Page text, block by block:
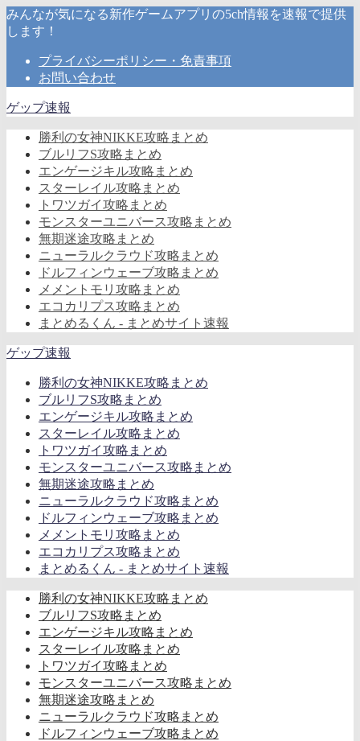
みんなが気になる新作ゲームアプリの5ch情報を速報で提供
します！
プライバシーポリシー・免責事項
お問い合わせ
ゲップ速報
勝利の女神NIKKE攻略まとめ
ブルリフS攻略まとめ
エンゲージキル攻略まとめ
スターレイル攻略まとめ
トワツガイ攻略まとめ
モンスターユニバース攻略まとめ
無期迷途攻略まとめ
ニューラルクラウド攻略まとめ
ドルフィンウェーブ攻略まとめ
メメントモリ攻略まとめ
エコカリプス攻略まとめ
まとめるくん - まとめサイト速報
ゲップ速報
勝利の女神NIKKE攻略まとめ
ブルリフS攻略まとめ
エンゲージキル攻略まとめ
スターレイル攻略まとめ
トワツガイ攻略まとめ
モンスターユニバース攻略まとめ
無期迷途攻略まとめ
ニューラルクラウド攻略まとめ
ドルフィンウェーブ攻略まとめ
メメントモリ攻略まとめ
エコカリプス攻略まとめ
まとめるくん - まとめサイト速報
勝利の女神NIKKE攻略まとめ
ブルリフS攻略まとめ
エンゲージキル攻略まとめ
スターレイル攻略まとめ
トワツガイ攻略まとめ
モンスターユニバース攻略まとめ
無期迷途攻略まとめ
ニューラルクラウド攻略まとめ
ドルフィンウェーブ攻略まとめ